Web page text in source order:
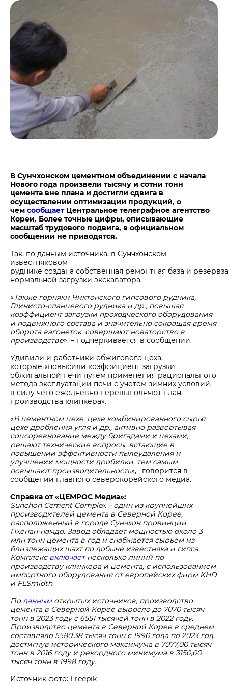
В Сунчхонском цементном объединении с начала
Нового года произвели тысячу и сотни тонн
цемента вне плана и достигли сдвига в
осуществлении оптимизации продукций, о
чем сообщаетЦентральное телеграфное агентство
Кореи. Более точные цифры, описывающие
масштаб трудового подвига, в официальном
сообщении не приводятся.
Так, по данным источника, в Сунчхонском
известняковом
руднике создана собственная ремонтная база и
нормальной загрузки экскаватора.
«Также горняки Чиктонского гипсового рудника,
Глинисто-сланцевого рудника и др., повышая
коэффициент загрузки проходческого оборудования
и подвижного состава и значительно сокращая время
оборота вагонеток, совершают новаторство в
производстве», – подчеркивается в сообщении.
Удивили и работники обжигового цеха,
которые «повысили коэффициент загрузки
обжигальной печи путем применения рационального
метода эксплуатации печи с учетом зимних условий,
в силу чего ежедневно перевыполняют план
производства клинкера».
«В цементном цехе, цехе комбинированного сырья,
цехе дробления угля и др., активно развертывая
соцсоревнование между бригадами и цехами,
решают технические вопросы, встающие в
повышении эффективности пылеудаления и
улучшении мощности дробилки, тем самым
повышают производительность», –говорится в
сообщении главного северокорейского медиа.
Справка от «ЦЕМРОС Медиа»:
Sunchon Cement Complex– один из крупнейших
производителей цемента в Северной Корее,
расположенный в городе Сунчхон провинции
Пхёнан-намдо. Завод обладает мощностью около 3
млн тонн цемента в год и снабжается сырьем из
близлежащих шахт по добыче известняка и гипса.
Комплекс включаетнесколько линий по
производству клинкера и цемента, с использованием
импортного оборудования от европейских фирм KHD
и FLSmidth.
Поданнымоткрытых источников, производство
цемента в Северной Корее выросло до 7070 тысяч
тонн в 2023 году с 6551 тысячей тонн в 2022 году.
Производство цемента в Северной Корее в среднем
составляло 5580,38 тысяч тонн с 1990 года по 2023 год,
достигнув исторического максимума в 7077,00 тысяч
тонн в 2016 году и рекордного минимума в 3150,00
тысяч тонн в 1998 году.
Источник фото: Freepik
Центры дистрибуции
Реализация ТМЦ и непрофильных активов
Политика в области закупок
В помощь поставщику
Не только цемент
Люди ЦЕМРОСа
Технологии и тренды
Издание для клиентов
Аналитика цементной отрасли
Медиабанк
Пресса о нас
Контакты
Контакты